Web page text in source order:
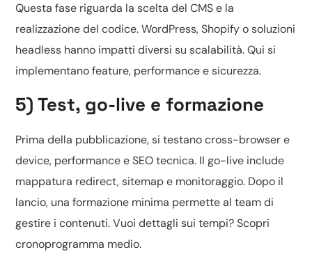
Questa fase riguarda la scelta del CMS e la
realizzazione del codice.WordPress, Shopify o soluzioni
headless hanno impatti diversi su scalabilità. Qui si
implementano feature, performance e sicurezza.
5) Test, go-live e formazione
Prima della pubblicazione, si testano cross-browser e
device, performance e SEO tecnica. Il go-live include
mappatura redirect, sitemap e monitoraggio. Dopo il
lancio, una formazione minima permette al team di
gestire i contenuti. Vuoi dettagli sui tempi? Scopri
cronoprogramma medio.